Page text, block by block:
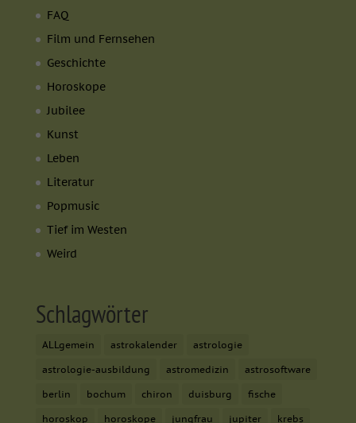
FAQ
Film und Fernsehen
Geschichte
Horoskope
Jubilee
Kunst
Leben
Literatur
Popmusic
Tief im Westen
Weird
Schlagwörter
ALLgemein astrokalender astrologie
astrologie-ausbildung astromedizin astrosoftware
berlin bochum chiron duisburg fische
horoskop horoskope jungfrau jupiter krebs